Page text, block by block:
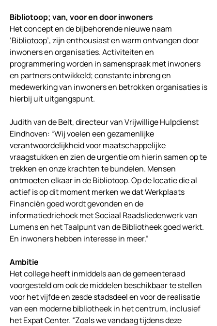
Bibliotoop; van, voor en door inwoners
Het concept en de bijbehorende nieuwe naam
‘Bibliotoop’, zijn enthousiast en warm ontvangen door
inwoners en organisaties. Activiteiten en
programmering worden in samenspraak met inwoners
en partners ontwikkeld; constante inbreng en
medewerking van inwoners en betrokken organisaties is
hierbij uit uitgangspunt.
Judith van de Belt, directeur van Vrijwillige Hulpdienst
Eindhoven: “Wij voelen een gezamenlijke
verantwoordelijkheid voor maatschappelijke
vraagstukken en zien de urgentie om hierin samen op te
trekken en onze krachten te bundelen. Mensen
ontmoeten elkaar in de Bibliotoop. Op de locatie die al
actief is op dit moment merken we dat Werkplaats
Financiën goed wordt gevonden en de
informatiedriehoek met Sociaal Raadsliedenwerk van
Lumens en het Taalpunt van de Bibliotheek goed werkt.
En inwoners hebben interesse in meer.”
Ambitie
Het college heeft inmiddels aan de gemeenteraad
voorgesteld om ook de middelen beschikbaar te stellen
voor het vijfde en zesde stadsdeel en voor de realisatie
van een moderne bibliotheek in het centrum, inclusief
het Expat Center. “Zoals we vandaag tijdens deze